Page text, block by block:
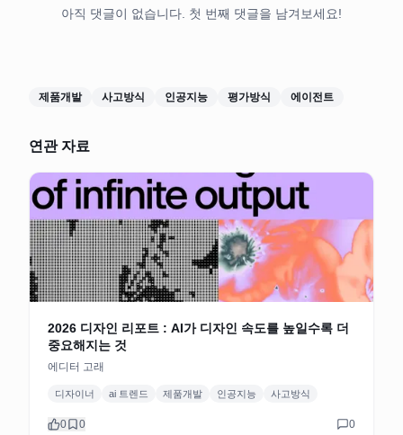
아직 댓글이 없습니다. 첫 번째 댓글을 남겨보세요!
제품개발 사고방식 인공지능 평가방식 에이전트
연관 자료
2026 디자인 리포트 : AI가 디자인 속도를 높일수록 더
중요해지는 것
에디터 고래
디자이너 ai 트렌드 제품개발 인공지능 사고방식
0 0 0